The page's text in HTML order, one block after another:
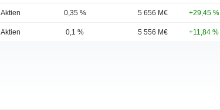
Aktien 0,35 % 5 656 M€ +29,45 %
Aktien 0,1 % 5 556 M€ +11,84 %